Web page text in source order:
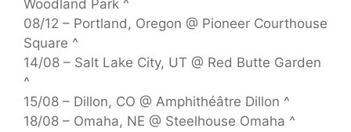
Woodland Park ^
08/12 – Portland, Oregon @ Pioneer Courthouse
Square ^
14/08 – Salt Lake City, UT @ Red Butte Garden
^
15/08 – Dillon, CO @ Amphithéâtre Dillon ^
18/08 – Omaha, NE @ Steelhouse Omaha ^